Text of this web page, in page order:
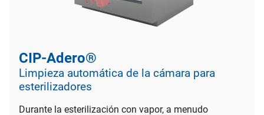
CIP-Adero®
Limpieza automática de la cámara para
esterilizadores
Durante la esterilización con vapor, a menudo